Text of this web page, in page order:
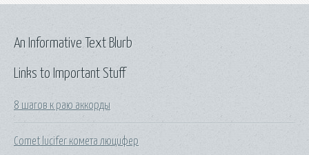
Links to Important Stuff
8 шагов к раю аккорды
Comet lucifer комета люцифер
An Informative Text Blurb